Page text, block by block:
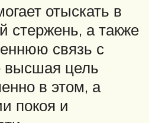
отыскать в
стержень, а также
связь с
цель
в этом, а
покоя и